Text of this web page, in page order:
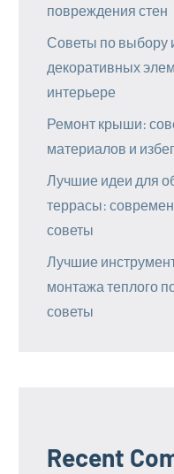
повреждения стен
Советы по выбору
декоративных
интерьере
Ремонт крыши:
материалов и
Лучшие идеи для
террасы:
советы
Лучшие
монтажа теплого
советы
Recent